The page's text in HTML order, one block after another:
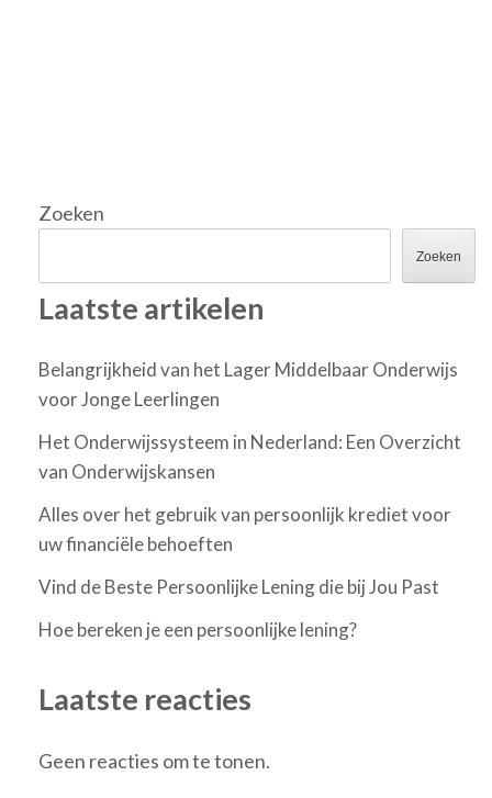
Zoeken
Zoeken
Laatste artikelen
Belangrijkheid van het Lager Middelbaar Onderwijs
voor Jonge Leerlingen
Het Onderwijssysteem in Nederland: Een Overzicht
van Onderwijskansen
Alles over het gebruik van persoonlijk krediet voor
uw financiële behoeften
Vind de Beste Persoonlijke Lening die bij Jou Past
Hoe bereken je een persoonlijke lening?
Laatste reacties
Geen reacties om te tonen.